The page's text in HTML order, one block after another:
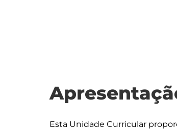
Esta Unidade Curricular